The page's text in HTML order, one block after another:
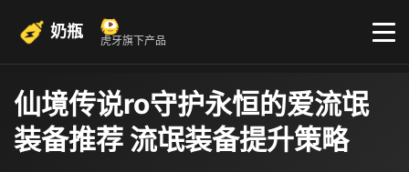
奶瓶 虎牙旗下产品
仙境传说ro守护永恒的爱流氓
装备推荐 流氓装备提升策略